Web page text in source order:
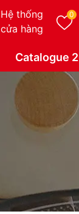
Hệ thống
cửa hàng
0
Catalogue